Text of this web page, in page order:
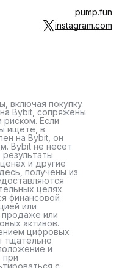
pump.fun
instagram.com
включая покупку
Bybit, сопряжены
Если
ищете, в
на Bybit, он
Bybit не несет
и другие
получены из
целях.
финансовой
или
или
активов.
цифровых
тщательно
и
при
с